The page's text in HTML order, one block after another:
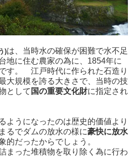
)は、当時水の確保が困難で水不足
地に住む農家の為に、1854年に
す。 江戸時代に作られた石造り
大規模を誇る大きさで、当時の技
として 国の重要文化財に指定され
ようになったのは歴史的価値より
るでダムの放水の様に豪快に放水
的だったからでしょう。
まった堆積物を取り除く為に行わ